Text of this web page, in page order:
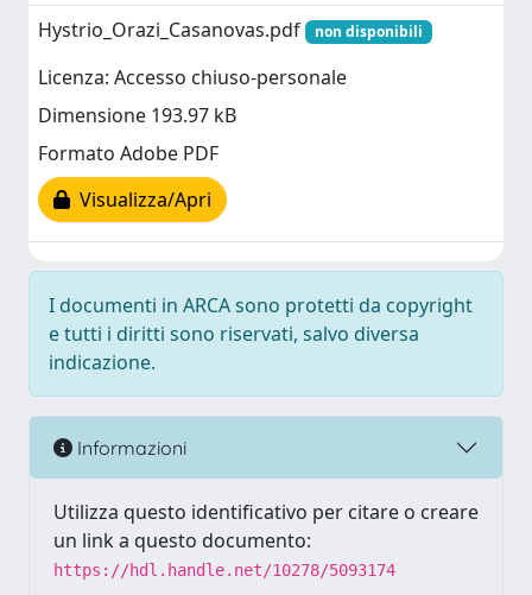
Hystrio_Orazi_Casanovas.pdf
non disponibili
Licenza: Accesso chiuso-personale
Dimensione 193.97 kB
Formato Adobe PDF
Visualizza/Apri
I documenti in ARCA sono protetti da copyright
e tutti i diritti sono riservati, salvo diversa
indicazione.
Informazioni
Utilizza questo identificativo per citare o creare
un link a questo documento:
https://hdl.handle.net/10278/5093174